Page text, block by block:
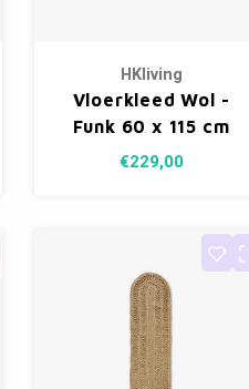
HKliving
Vloerkleed Wol -
Funk 60 x 115 cm
€229,00